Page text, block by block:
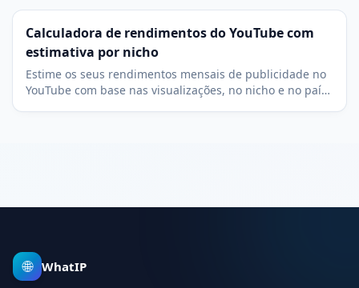
Calculadora de rendimentos do YouTube com
estimativa por nicho
Estime os seus rendimentos mensais de publicidade no
YouTube com base nas visualizações, no nicho e no país
🌐 WhatIP